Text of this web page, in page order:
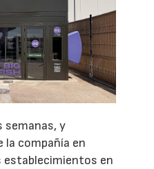
semanas, y
la compañía en
establecimientos en